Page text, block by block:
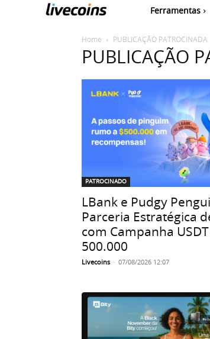
Ferramentas
Home PUBLICAÇÃO PATROCINADA
PUBLICAÇÃO
PATROCINADO
LBank e Pudgy
Parceria Estratégica
com Campanha
500.000
Livecoins - 07/08/2026 12:07